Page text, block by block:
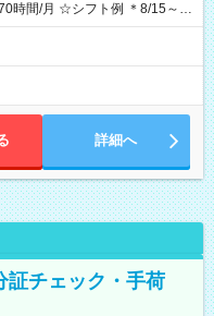
例 ＊8/15～
17：00～21：00 ＊8/31
12：00～16：00 ＊9/6～
詳細へ
証チェック・手荷